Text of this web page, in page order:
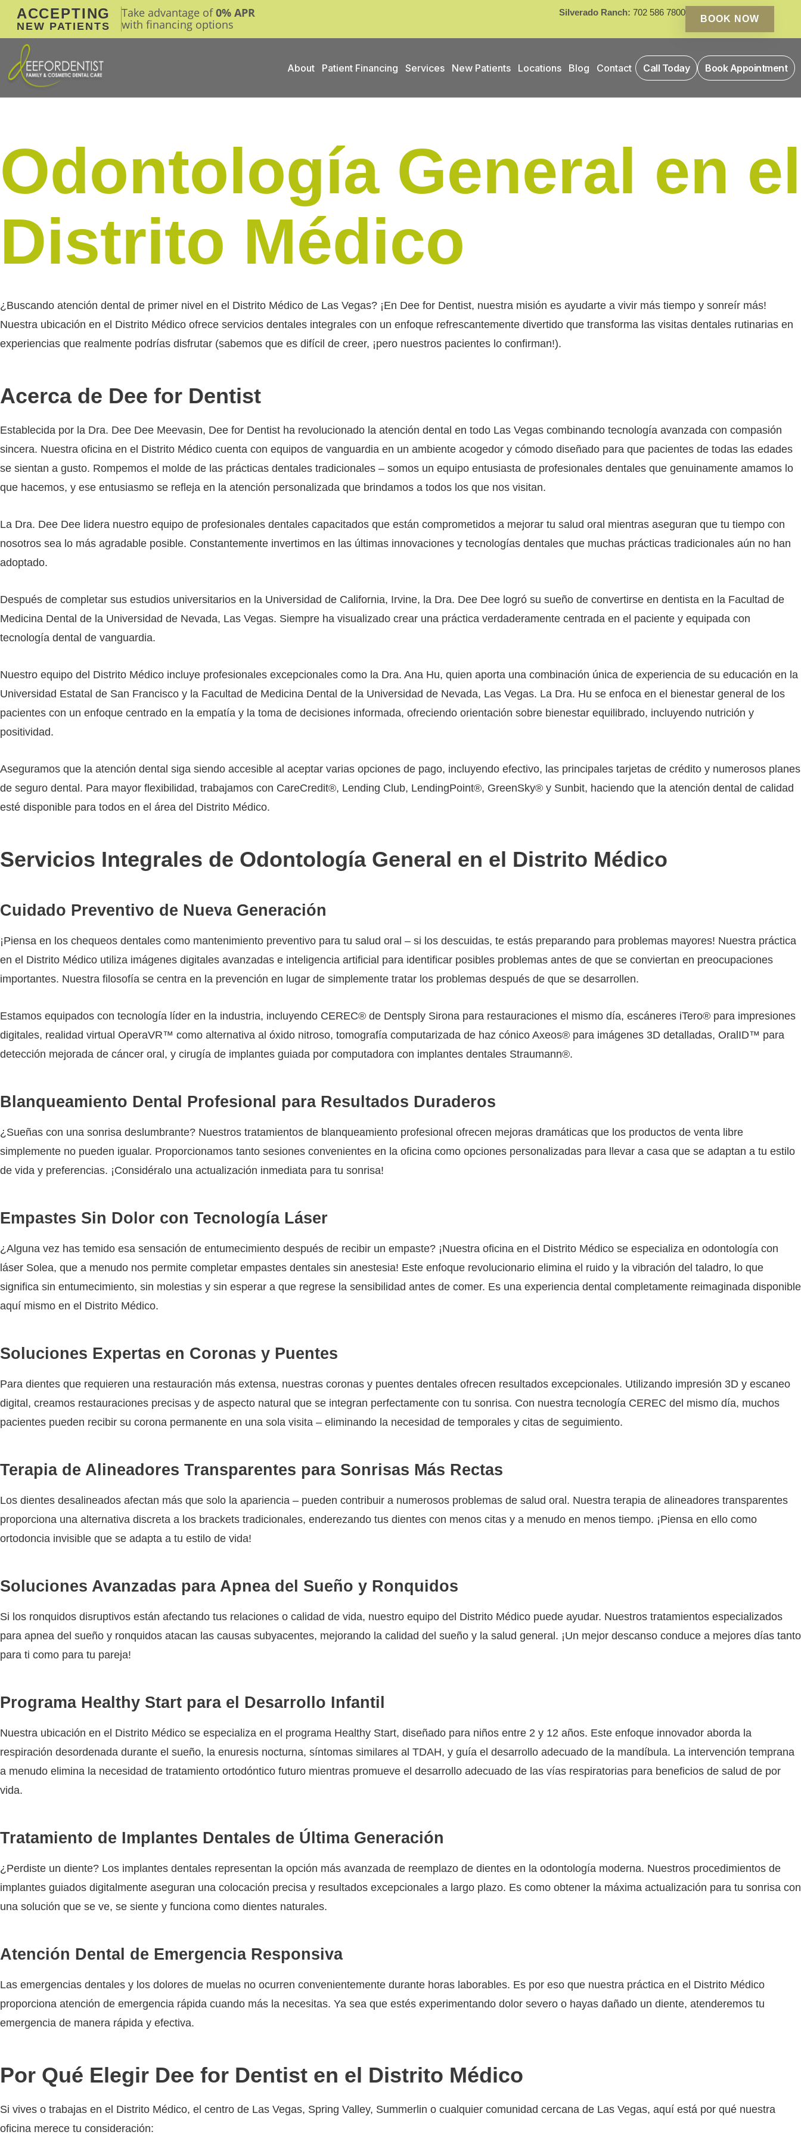
ACCEPTING
NEW PATIENTS
Take advantage of0% APR
with financing options
Silverado Ranch: 702 586 7800
BOOK NOW
About Patient Financing Services New Patients Locations Blog Contact Call Today Book Appointment
Odontología General en el
Distrito Médico
¿Buscando atención dental de primer nivel en el Distrito Médico de Las Vegas? ¡En Dee for Dentist, nuestra misión es ayudarte a vivir más tiempo y sonreír más!
Nuestra ubicación en el Distrito Médico ofrece servicios dentales integrales con un enfoque refrescantemente divertido que transforma las visitas dentales rutinarias en
experiencias que realmente podrías disfrutar (sabemos que es difícil de creer, ¡pero nuestros pacientes lo confirman!).
Acerca de Dee for Dentist
Establecida por la Dra. Dee Dee Meevasin, Dee for Dentist ha revolucionado la atención dental en todo Las Vegas combinando tecnología avanzada con compasión
sincera. Nuestra oficina en el Distrito Médico cuenta con equipos de vanguardia en un ambiente acogedor y cómodo diseñado para que pacientes de todas las edades
se sientan a gusto. Rompemos el molde de las prácticas dentales tradicionales – somos un equipo entusiasta de profesionales dentales que genuinamente amamos lo
que hacemos, y ese entusiasmo se refleja en la atención personalizada que brindamos a todos los que nos visitan.
La Dra. Dee Dee lidera nuestro equipo de profesionales dentales capacitados que están comprometidos a mejorar tu salud oral mientras aseguran que tu tiempo con
nosotros sea lo más agradable posible. Constantemente invertimos en las últimas innovaciones y tecnologías dentales que muchas prácticas tradicionales aún no han
adoptado.
Después de completar sus estudios universitarios en la Universidad de California, Irvine, la Dra. Dee Dee logró su sueño de convertirse en dentista en la Facultad de
Medicina Dental de la Universidad de Nevada, Las Vegas. Siempre ha visualizado crear una práctica verdaderamente centrada en el paciente y equipada con
tecnología dental de vanguardia.
Nuestro equipo del Distrito Médico incluye profesionales excepcionales como la Dra. Ana Hu, quien aporta una combinación única de experiencia de su educación en la
Universidad Estatal de San Francisco y la Facultad de Medicina Dental de la Universidad de Nevada, Las Vegas. La Dra. Hu se enfoca en el bienestar general de los
pacientes con un enfoque centrado en la empatía y la toma de decisiones informada, ofreciendo orientación sobre bienestar equilibrado, incluyendo nutrición y
positividad.
Aseguramos que la atención dental siga siendo accesible al aceptar varias opciones de pago, incluyendo efectivo, las principales tarjetas de crédito y numerosos planes
de seguro dental. Para mayor flexibilidad, trabajamos con CareCredit®, Lending Club, LendingPoint®, GreenSky® y Sunbit, haciendo que la atención dental de calidad
esté disponible para todos en el área del Distrito Médico.
Servicios Integrales de Odontología General en el Distrito Médico
Cuidado Preventivo de Nueva Generación
¡Piensa en los chequeos dentales como mantenimiento preventivo para tu salud oral – si los descuidas, te estás preparando para problemas mayores! Nuestra práctica
en el Distrito Médico utiliza imágenes digitales avanzadas e inteligencia artificial para identificar posibles problemas antes de que se conviertan en preocupaciones
importantes. Nuestra filosofía se centra en la prevención en lugar de simplemente tratar los problemas después de que se desarrollen.
Estamos equipados con tecnología líder en la industria, incluyendo CEREC® de Dentsply Sirona para restauraciones el mismo día, escáneres iTero® para impresiones
digitales, realidad virtual OperaVR™ como alternativa al óxido nitroso, tomografía computarizada de haz cónico Axeos® para imágenes 3D detalladas, OralID™ para
detección mejorada de cáncer oral, y cirugía de implantes guiada por computadora con implantes dentales Straumann®.
Blanqueamiento Dental Profesional para Resultados Duraderos
¿Sueñas con una sonrisa deslumbrante? Nuestros tratamientos de blanqueamiento profesional ofrecen mejoras dramáticas que los productos de venta libre
simplemente no pueden igualar. Proporcionamos tanto sesiones convenientes en la oficina como opciones personalizadas para llevar a casa que se adaptan a tu estilo
de vida y preferencias. ¡Considéralo una actualización inmediata para tu sonrisa!
Empastes Sin Dolor con Tecnología Láser
¿Alguna vez has temido esa sensación de entumecimiento después de recibir un empaste? ¡Nuestra oficina en el Distrito Médico se especializa en odontología con
láser Solea, que a menudo nos permite completar empastes dentales sin anestesia! Este enfoque revolucionario elimina el ruido y la vibración del taladro, lo que
significa sin entumecimiento, sin molestias y sin esperar a que regrese la sensibilidad antes de comer. Es una experiencia dental completamente reimaginada disponible
aquí mismo en el Distrito Médico.
Soluciones Expertas en Coronas y Puentes
Para dientes que requieren una restauración más extensa, nuestras coronas y puentes dentales ofrecen resultados excepcionales. Utilizando impresión 3D y escaneo
digital, creamos restauraciones precisas y de aspecto natural que se integran perfectamente con tu sonrisa. Con nuestra tecnología CEREC del mismo día, muchos
pacientes pueden recibir su corona permanente en una sola visita – eliminando la necesidad de temporales y citas de seguimiento.
Terapia de Alineadores Transparentes para Sonrisas Más Rectas
Los dientes desalineados afectan más que solo la apariencia – pueden contribuir a numerosos problemas de salud oral. Nuestra terapia de alineadores transparentes
proporciona una alternativa discreta a los brackets tradicionales, enderezando tus dientes con menos citas y a menudo en menos tiempo. ¡Piensa en ello como
ortodoncia invisible que se adapta a tu estilo de vida!
Soluciones Avanzadas para Apnea del Sueño y Ronquidos
Si los ronquidos disruptivos están afectando tus relaciones o calidad de vida, nuestro equipo del Distrito Médico puede ayudar. Nuestros tratamientos especializados
para apnea del sueño y ronquidos atacan las causas subyacentes, mejorando la calidad del sueño y la salud general. ¡Un mejor descanso conduce a mejores días tanto
para ti como para tu pareja!
Programa Healthy Start para el Desarrollo Infantil
Nuestra ubicación en el Distrito Médico se especializa en el programa Healthy Start, diseñado para niños entre 2 y 12 años. Este enfoque innovador aborda la
respiración desordenada durante el sueño, la enuresis nocturna, síntomas similares al TDAH, y guía el desarrollo adecuado de la mandíbula. La intervención temprana
a menudo elimina la necesidad de tratamiento ortodóntico futuro mientras promueve el desarrollo adecuado de las vías respiratorias para beneficios de salud de por
vida.
Tratamiento de Implantes Dentales de Última Generación
¿Perdiste un diente? Los implantes dentales representan la opción más avanzada de reemplazo de dientes en la odontología moderna. Nuestros procedimientos de
implantes guiados digitalmente aseguran una colocación precisa y resultados excepcionales a largo plazo. Es como obtener la máxima actualización para tu sonrisa con
una solución que se ve, se siente y funciona como dientes naturales.
Atención Dental de Emergencia Responsiva
Las emergencias dentales y los dolores de muelas no ocurren convenientemente durante horas laborables. Es por eso que nuestra práctica en el Distrito Médico
proporciona atención de emergencia rápida cuando más la necesitas. Ya sea que estés experimentando dolor severo o hayas dañado un diente, atenderemos tu
emergencia de manera rápida y efectiva.
Por Qué Elegir Dee for Dentist en el Distrito Médico
Si vives o trabajas en el Distrito Médico, el centro de Las Vegas, Spring Valley, Summerlin o cualquier comunidad cercana de Las Vegas, aquí está por qué nuestra
oficina merece tu consideración: